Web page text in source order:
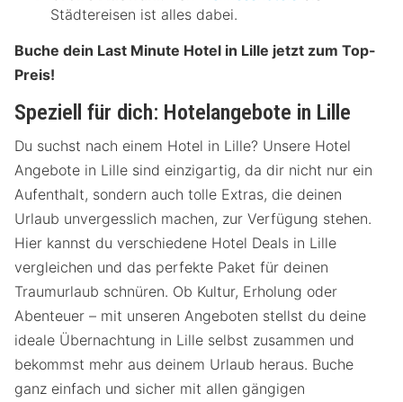
Städtereisen ist alles dabei.
Buche dein Last Minute Hotel in Lille jetzt zum Top-
Preis!
Speziell für dich: Hotelangebote in Lille
Du suchst nach einem Hotel in Lille? Unsere Hotel
Angebote in Lille sind einzigartig, da dir nicht nur ein
Aufenthalt, sondern auch tolle Extras, die deinen
Urlaub unvergesslich machen, zur Verfügung stehen.
Hier kannst du verschiedene Hotel Deals in Lille
vergleichen und das perfekte Paket für deinen
Traumurlaub schnüren. Ob Kultur, Erholung oder
Abenteuer – mit unseren Angeboten stellst du deine
ideale Übernachtung in Lille selbst zusammen und
bekommst mehr aus deinem Urlaub heraus. Buche
ganz einfach und sicher mit allen gängigen